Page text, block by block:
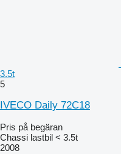
3.5t
5
IVECO Daily 72C18
Pris på begäran
Chassi lastbil < 3.5t
2008